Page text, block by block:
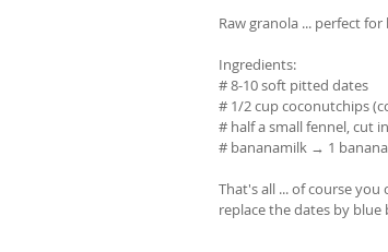
Raw granola ... perfect
Ingredients:
# 8-10 soft pitted dates
# 1/2 cup coconutchips
# half a small fennel, cut
# bananamilk → 1
That's all ... of course
replace the dates by blue